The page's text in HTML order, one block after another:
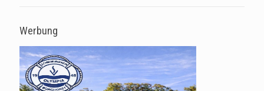
Werbung